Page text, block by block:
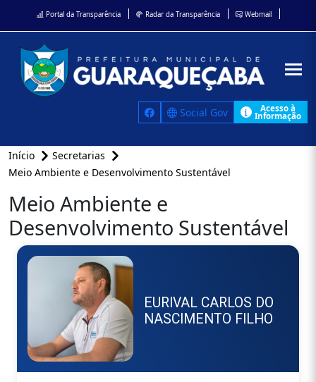
Portal da Transparência Radar da Transparência Webmail
Social Gov Acesso à
Informação
Início
Secretarias
Meio Ambiente e Desenvolvimento Sustentável
Meio Ambiente e
Desenvolvimento Sustentável
EURIVAL CARLOS DO
NASCIMENTO FILHO